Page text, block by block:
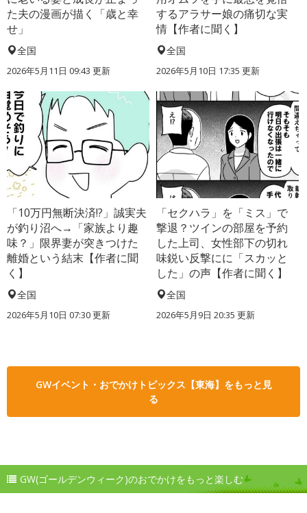
た夫の漫画が描く「歳と幸
せ」
全国
2026年5月11日 09:43 更新
するアラサー娘の痛切な実
情【作者に聞く】
全国
2026年5月10日 17:35 更新
「10万円無断決済!?」誠実夫
が釣り沼へ→「家族より趣
味？」限界妻が突きつけた
離婚という結末【作者に聞
く】
全国
2026年5月10日 07:30 更新
「セクハラ」を「ミス」で
撃退？ツインの部屋を予約
した上司、女性部下の切れ
味鋭い反撃にに「スカッと
した」の声【作者に聞く】
全国
2026年5月9日 20:35 更新
GWイベント・おでかけトピックス【東海】をもっと見
る
GW(ゴールデンウィーク)のおでかけをもっと楽しむ